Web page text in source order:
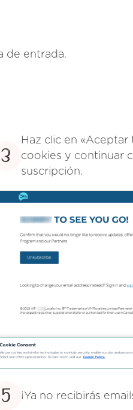
de entrada.
3
Haz clic en
cookies y continuar
suscripción.
5 ¡Ya no recibirás